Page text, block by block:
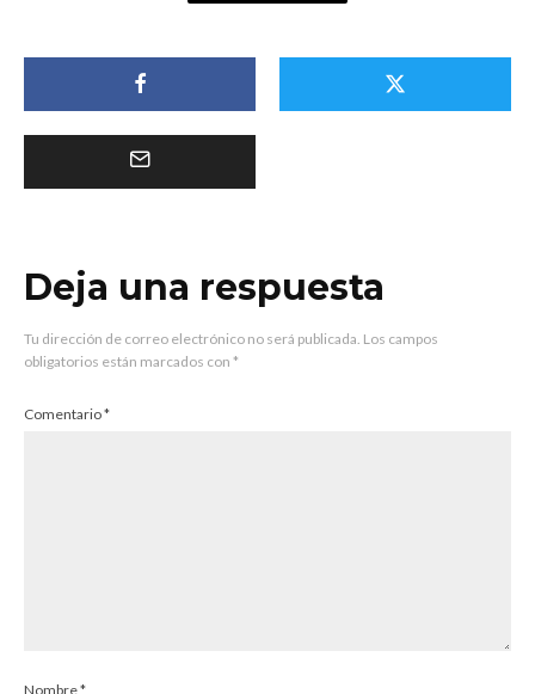
Deja una respuesta
Tu dirección de correo electrónico no será publicada. Los campos
obligatorios están marcados con *
Comentario*
Nombre*